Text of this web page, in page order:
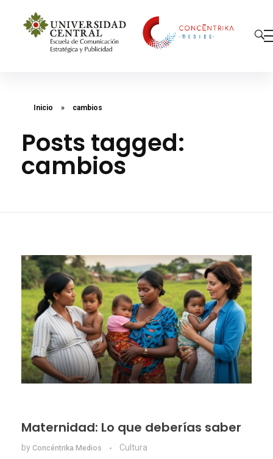
Inicio » cambios
Posts tagged:
cambios
Maternidad: Lo que deberías saber
by Concéntrika Medios Cultura